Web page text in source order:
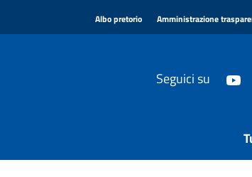
Albo pretorio Amministrazione
Seguici su